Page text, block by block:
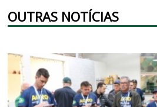
OUTRAS NOTÍCIAS